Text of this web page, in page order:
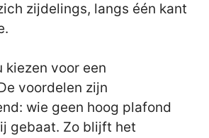
zijdelings, langs één kant
kiezen voor een
voordelen zijn
wie geen hoog plafond
gebaat. Zo blijft het